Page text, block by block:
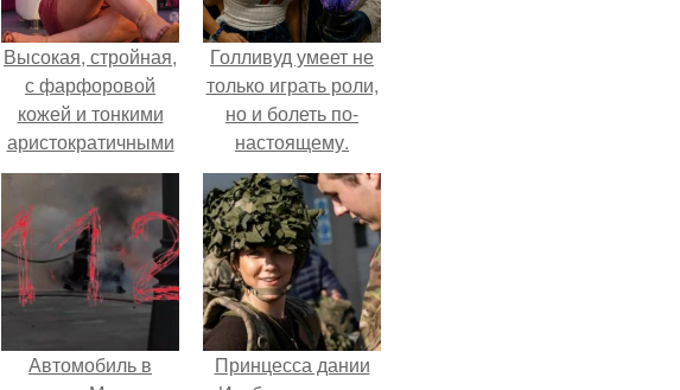
Высокая, стройная,
с фарфоровой
кожей и тонкими
аристократичными
чертами, эль
выглядит так, будто
сошла с полотна
художника.
Голливуд умеет не
только играть роли,
но и болеть по-
настоящему.
Автомобиль в
Принцесса дании